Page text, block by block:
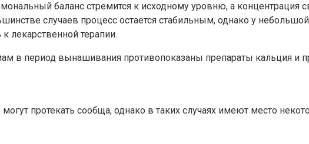
баланс стремится к исходному уровню, а концентрация
случаев процесс остается стабильным, однако у
лекарственной терапии.
в период вынашивания противопоказаны препараты кальция и
протекать сообща, однако в таких случаях имеют место